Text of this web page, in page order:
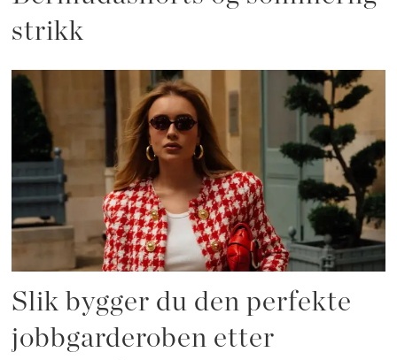
strikk
Slik bygger du den perfekte
jobbgarderoben etter